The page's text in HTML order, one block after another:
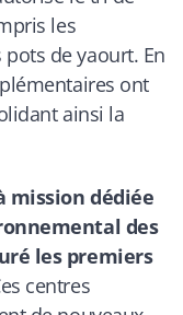
les
de yaourt. En
ont
ainsi la
mission dédiée
des
les premiers
centres